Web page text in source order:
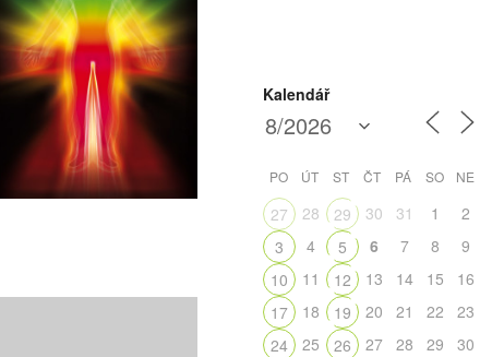
Kalendář
PO ÚT ST ČT PÁ SO NE
27 28 29 30 31 1
2
3
4 5 6 7 8
9
10
11 12 13 14 15
16
17
18 19 20 21 22
23
24
25 26 27 28 29
30